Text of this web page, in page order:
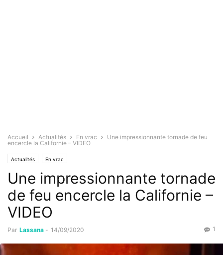
Accueil Actualités En vrac
Une impressionnante tornade de feu
encercle la Californie – VIDEO
Actualités En vrac
Une impressionnante tornade
de feu encercle la Californie –
VIDEO
Par Lassana - 14/09/2020 1